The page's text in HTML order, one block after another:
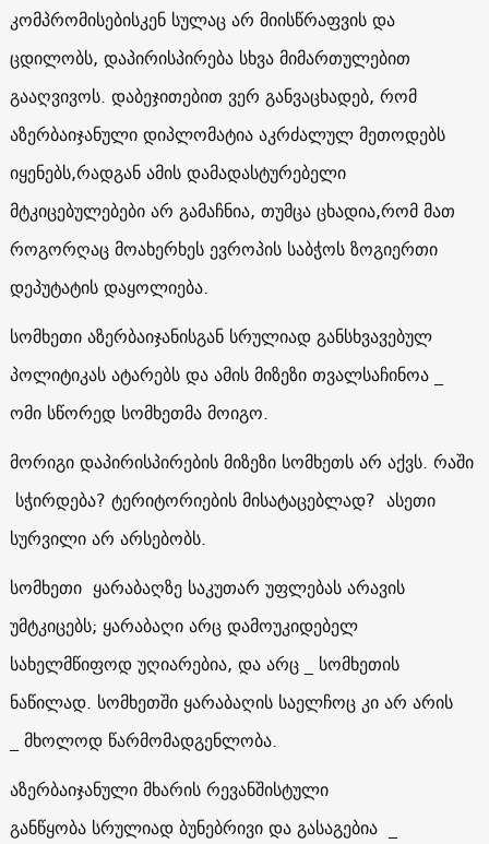
კომპრომისებისკენ სულაც არ მიისწრაფვის და
ცდილობს, დაპირისპირება სხვა მიმართულებით
გააღვივოს. დაბეჯითებით ვერ განვაცხადებ, რომ
აზერბაიჯანული დიპლომატია აკრძალულ მეთოდებს
იყენებს,რადგან ამის დამადასტურებელი
მტკიცებულებები არ გამაჩნია, თუმცა ცხადია,რომ მათ
როგორღაც მოახერხეს ევროპის საბჭოს ზოგიერთი
დეპუტატის დაყოლიება.
სომხეთი აზერბაიჯანისგან სრულიად განსხვავებულ
პოლიტიკას ატარებს და ამის მიზეზი თვალსაჩინოა _
ომი სწორედ სომხეთმა მოიგო.
მორიგი დაპირისპირების მიზეზი სომხეთს არ აქვს. რაში
სჭირდება? ტერიტორიების მისატაცებლად? ასეთი
სურვილი არ არსებობს.
სომხეთი ყარაბაღზე საკუთარ უფლებას არავის
უმტკიცებს; ყარაბაღი არც დამოუკიდებელ
სახელმწიფოდ უღიარებია, და არც _ სომხეთის
ნაწილად. სომხეთში ყარაბაღის საელჩოც კი არ არის
_ მხოლოდ წარმომადგენლობა.
აზერბაიჯანული მხარის რევანშისტული
განწყობა სრულიად ბუნებრივი და გასაგებია _